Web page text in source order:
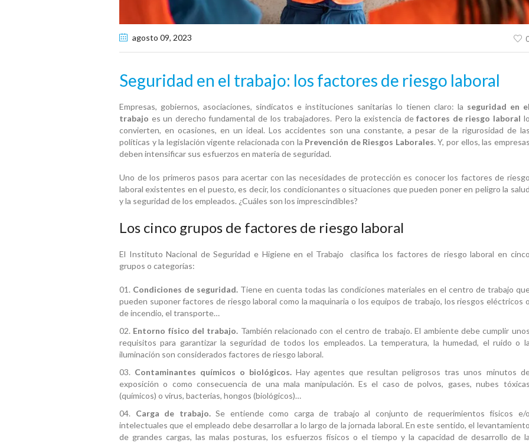
agosto 09, 2023
Seguridad en el trabajo: los factores de riesgo laboral
Empresas, gobiernos, asociaciones, sindicatos e instituciones sanitarias lo tienen claro: la seguridad en el
trabajo es un derecho fundamental de los trabajadores. Pero la existencia defactores de riesgo laboral lo
convierten, en ocasiones, en un ideal. Los accidentes son una constante, a pesar de la rigurosidad de las
políticas y la legislación vigente relacionada con la Prevención de Riesgos Laborales. Y, por ellos, las empresas
deben intensificar sus esfuerzos en materia de seguridad.
Uno de los primeros pasos para acertar con las necesidades de protección es conocer los factores de riesgo
laboral existentes en el puesto, es decir, los condicionantes o situaciones que pueden poner en peligro la salud
y la seguridad de los empleados. ¿Cuáles son los imprescindibles?
Los cinco grupos de factores de riesgo laboral
El Instituto Nacional de Seguridad e Higiene en el Trabajo clasifica los factores de riesgo laboral en cinco
grupos o categorías:
Condiciones de seguridad.Tiene en cuenta todas las condiciones materiales en el centro de trabajo
pueden suponer factores de riesgo laboral como la maquinaria o los equipos de trabajo, los riesgos eléctricos o
de incendio, el transporte…
Entorno físico del trabajo. También relacionado con el centro de trabajo. El ambiente debe cumplir unos
requisitos para garantizar la seguridad de todos los empleados. La temperatura, la humedad, el ruido o la
iluminación son considerados factores de riesgo laboral.
Contaminantes químicos o biológicos. Hay agentes que resultan peligrosos tras unos minutos
exposición o como consecuencia de una mala manipulación. Es el caso de polvos, gases, nubes tóxicas
(químicos) o virus, bacterias, hongos (biológicos)…
Carga de trabajo.Se entiende como carga de trabajo al conjunto de requerimientos físicos e/o
intelectuales que el empleado debe desarrollar a lo largo de la jornada laboral. En este sentido, el levantamiento
de grandes cargas, las malas posturas, los esfuerzos físicos o el tiempo y la capacidad de desarrollo de la